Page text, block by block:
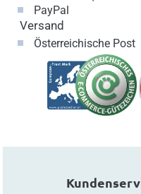
PayPal
Versand
Österreichische Post